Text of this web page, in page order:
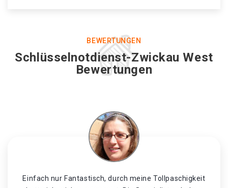
BEWERTUNGEN
Schlüsselnotdienst-Zwickau West
Bewertungen
Einfach nur Fantastisch, durch meine Tollpaschigkeit